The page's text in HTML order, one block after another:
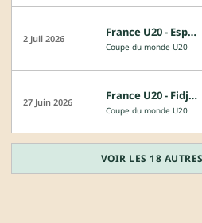
2 Juil 2026 France U20 - Espagne U20
Coupe du monde U20
27 Juin 2026 France U20 - Fidji U20
Coupe du monde U20
VOIR LES 18